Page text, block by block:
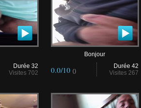
Durée 32
Visites 702
Bonjour
Durée 42
Visites 267
0.0/10 ()